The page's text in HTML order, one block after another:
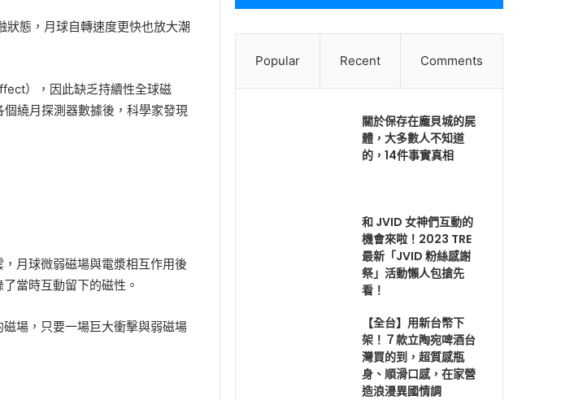
態，月球自轉速度更快也放大潮
），因此缺乏持續性全球磁
繞月探測器數據後，科學家發現
月球微弱磁場與電漿相互作用後
當時互動留下的磁性。
場，只要一場巨大衝擊與弱磁場
Popular Recent Comments
關於保存在龐貝城的屍
體，大多數人不知道
的，14件事實真相
和 JVID 女神們互動的
機會來啦！2023 TRE
最新「JVID 粉絲感謝
祭」活動懶人包搶先
看！
【全台】用新台幣下
架！７款立陶宛啤酒台
灣買的到，超質感瓶
身、順滑口感，在家營
造浪漫異國情調